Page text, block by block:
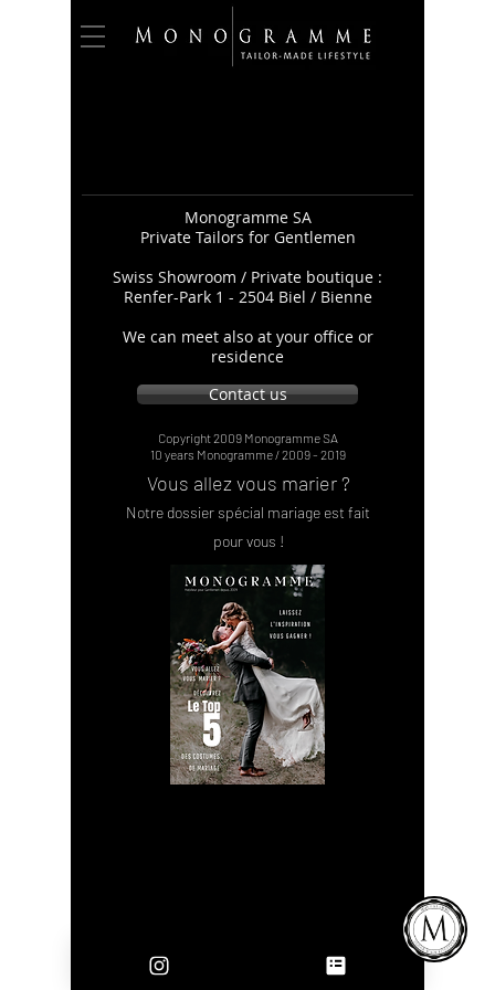
Monogramme SA
Private Tailors for Gentlemen
Swiss Showroom / Private boutique :
Renfer-Park 1 - 2504 Biel / Bienne
We can meet also at your office or
residence
Contact us
Copyright 2009 Monogramme SA
10 years Monogramme /2009 - 2019
Vous allez vous marier ?
Notre dossier spécial mariage est fait
pour vous !